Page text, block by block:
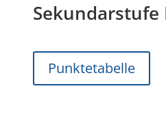
Sekundarstufe
Punktetabelle